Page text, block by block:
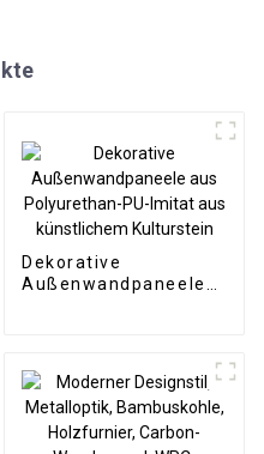
Dekorative
Außenwandpaneele
Kulturstein